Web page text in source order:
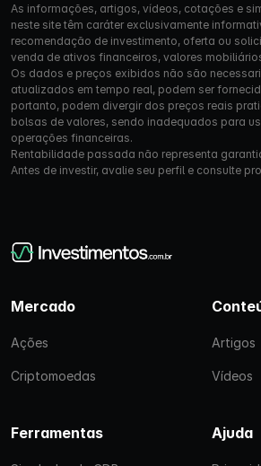
As informações, artigos, vídeos, cotações e
neste site têm caráter exclusivamente
recomendação de investimento, oferta ou
venda de ativos financeiros, valores
Os dados e preços exibidos não são
atualizados em tempo real, podem ser
portanto, podem divergir dos preços reais
bolsas de valores, sendo inadequados para
operações financeiras.
Rentabilidade passada não representa
Antes de investir, avalie seu perfil e consulte
Mercado
Ações
Criptomoedas
Artigos
Vídeos
Ferramentas Ajuda